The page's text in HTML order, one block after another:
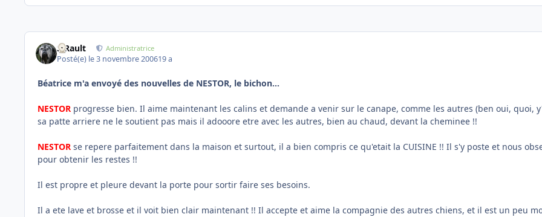
S.Rault Administratrice
Posté(e) le 3 novembre 200619 a
Béatrice m'a envoyé des nouvelles de NESTOR, le bichon...
NESTOR progresse bien. Il aime maintenant les calins et demande a venir sur le canape, comme les autres (ben oui, quoi,
sa patte arriere ne le soutient pas mais il adooore etre avec les autres, bien au chaud, devant la cheminee !!
NESTOR se repere parfaitement dans la maison et surtout, il a bien compris ce qu'etait la CUISINE !! Il s'y poste et nous
pour obtenir les restes !!
Il est propre et pleure devant la porte pour sortir faire ses besoins.
Il a ete lave et brosse et il voit bien clair maintenant !! Il accepte et aime la compagnie des autres chiens, et il est un peu